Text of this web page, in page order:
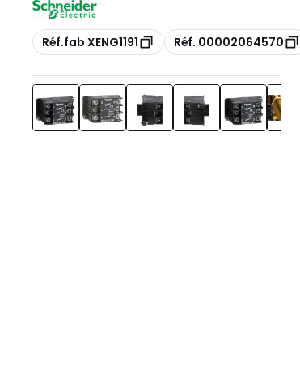
Copie
Réf.fab XENG1191 Copie
Réf. 00002064570